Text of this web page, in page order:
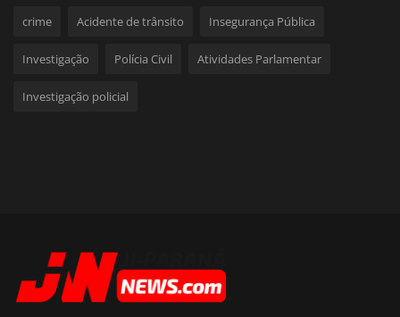
crime Acidente de trânsito Insegurança Pública
Investigação Polícia Civil Atividades Parlamentar
Investigação policial